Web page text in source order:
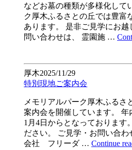
などお墓の種類が多様化して
ク厚木ふるさとの丘では豊富
あります。 是非ご見学にお
問い合わせは、 霊園施 …
厚木2025/11/29
特別現地ご案内会
メモリアルパーク厚木ふるさ
案内会を開催しています。
1月4日からとなっております
ださい。 ご見学・お問い合
会社 フリーダ … Continue